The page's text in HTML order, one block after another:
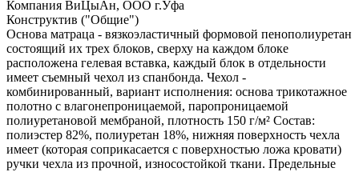
Компания ВиЦыАн, ООО г.Уфа
Конструктив ("Общие")
Основа матраца - вязкоэластичный формовой пенополиуретан
состоящий их трех блоков, сверху на каждом блоке
расположена гелевая вставка, каждый блок в отдельности
имеет съемный чехол из спанбонда. Чехол -
комбинированный, вариант исполнения: основа трикотажное
полотно с влагонепроницаемой, паропроницаемой
полиуретановой мембраной, плотность 150 г/м² Состав:
полиэстер 82%, полиуретан 18%, нижняя поверхность чехла
имеет (которая соприкасается с поверхностью ложа кровати)
ручки чехла из прочной, износостойкой ткани. Предельные